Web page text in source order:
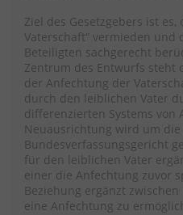
Ziel des Gesetzgebers ist
Vaterschaft“ vermieden und
Beteiligten sachgerecht
Zentrum des Entwurfs steht
der Anfechtung der
durch den leiblichen Vater
differenzierten Systems von
Neuausrichtung wird um die
Bundesverfassungsgericht
für den leiblichen Vater
einer die Anfechtung zuvor
Beziehung ergänzt
eine Anfechtung zu